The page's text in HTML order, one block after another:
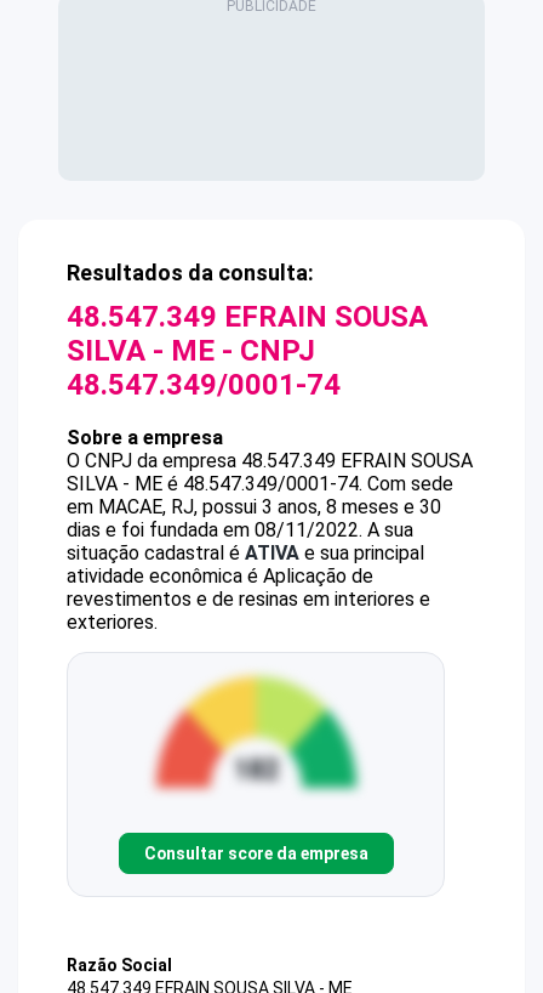
Resultados da consulta:
48.547.349 EFRAIN SOUSA
SILVA - ME - CNPJ
48.547.349/0001-74
Sobre a empresa
O CNPJ da empresa 48.547.349 EFRAIN SOUSA
SILVA - ME é 48.547.349/0001-74. Com sede
em MACAE, RJ, possui 3 anos, 8 meses e 30
dias e foi fundada em 08/11/2022. A sua
situação cadastral é ATIVA e sua principal
atividade econômica é Aplicação de
revestimentos e de resinas em interiores e
exteriores.
Consultar score da empresa
Razão Social
48.547.349 EFRAIN SOUSA SILVA - ME